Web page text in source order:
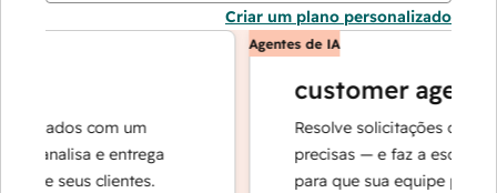
Criar um plano personalizado
com um
analisa e entrega
seus clientes.
Agentes de IA
customer agent
Resolve solicitações com
precisas — e faz a escalada
para que sua equipe possa se